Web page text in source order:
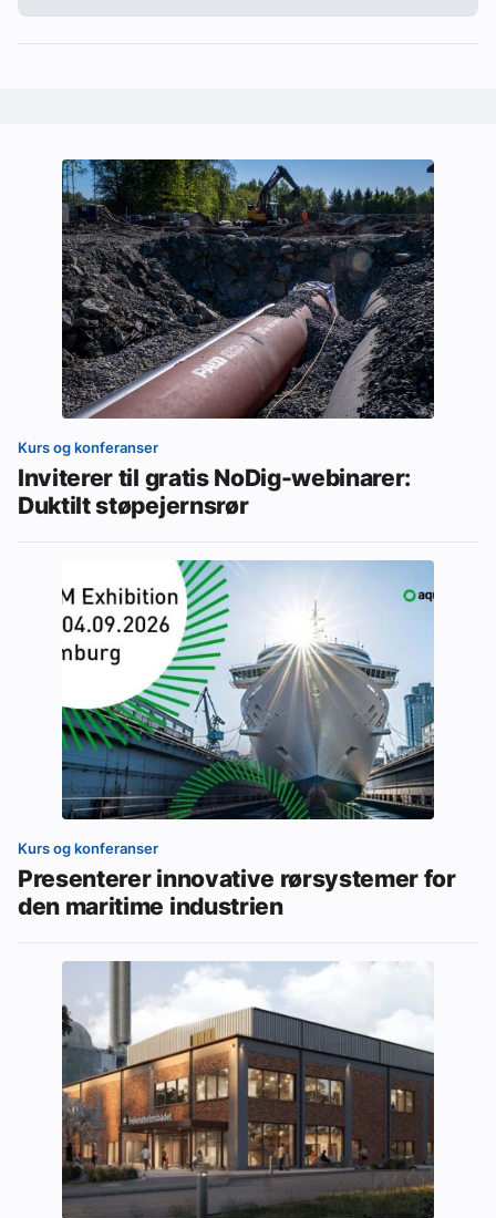
Kurs og konferanser
Inviterer til gratis NoDig-webinarer:
Duktilt støpejernsrør
Kurs og konferanser
Presenterer innovative rørsystemer for
den maritime industrien